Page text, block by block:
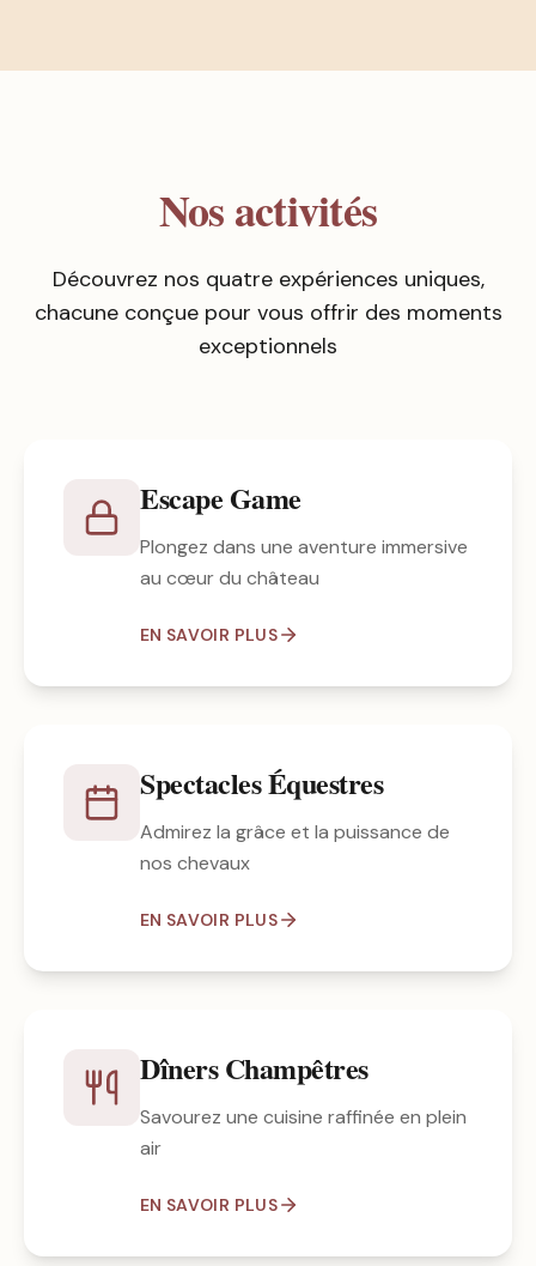
Nos activités
Découvrez nos quatre expériences uniques,
chacune conçue pour vous offrir des moments
exceptionnels
Escape Game
Plongez dans une aventure immersive
au cœur du château
EN SAVOIR PLUS
Spectacles Équestres
Admirez la grâce et la puissance de
nos chevaux
EN SAVOIR PLUS
Dîners Champêtres
Savourez une cuisine raffinée en plein
air
EN SAVOIR PLUS